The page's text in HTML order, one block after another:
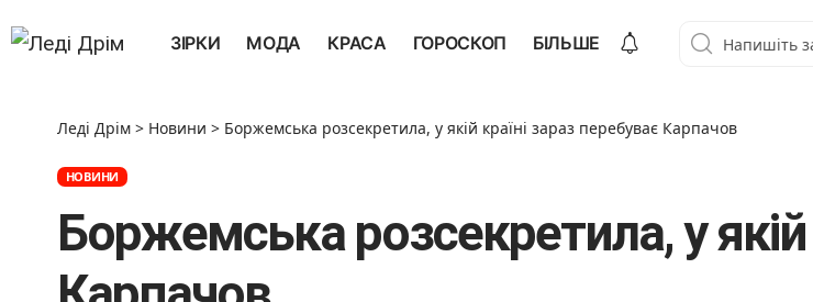
ЗІРКИ МОДА КРАСА ГОРОСКОП БІЛЬШЕ
Леді Дрім > Новини > Боржемська розсекретила, у якій країні зараз перебуває Карпачов
НОВИНИ
Боржемська розсекретила, у якій